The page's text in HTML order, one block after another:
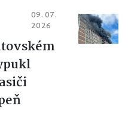
09. 07.
2026